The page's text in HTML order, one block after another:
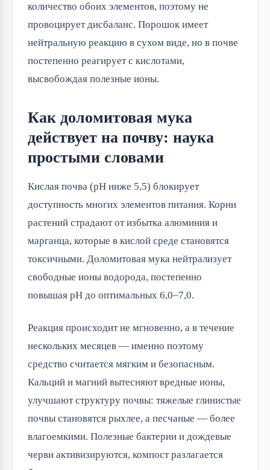
количество обоих элементов, поэтому не
провоцирует дисбаланс. Порошок имеет
нейтральную реакцию в сухом виде, но в почве
постепенно реагирует с кислотами,
высвобождая полезные ионы.
Как доломитовая мука
действует на почву: наука
простыми словами
Кислая почва (pH ниже 5,5) блокирует
доступность многих элементов питания. Корни
растений страдают от избытка алюминия и
марганца, которые в кислой среде становятся
токсичными. Доломитовая мука нейтрализует
свободные ионы водорода, постепенно
повышая pH до оптимальных 6,0–7,0.
Реакция происходит не мгновенно, а в течение
нескольких месяцев — именно поэтому
средство считается мягким и безопасным.
Кальций и магний вытесняют вредные ионы,
улучшают структуру почвы: тяжелые глинистые
почвы становятся рыхлее, а песчаные — более
влагоемкими. Полезные бактерии и дождевые
черви активизируются, компост разлагается